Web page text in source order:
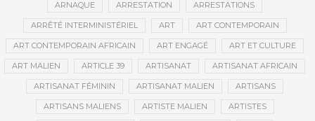
ARNAQUE ARRESTATION ARRESTATIONS
ARRÊTÉ INTERMINISTÉRIEL ART ART CONTEMPORAIN
ART CONTEMPORAIN AFRICAIN ART ENGAGÉ ART ET CULTURE
ART MALIEN ARTICLE 39 ARTISANAT ARTISANAT AFRICAIN
ARTISANAT FÉMININ ARTISANAT MALIEN ARTISANS
ARTISANS MALIENS ARTISTE MALIEN ARTISTES